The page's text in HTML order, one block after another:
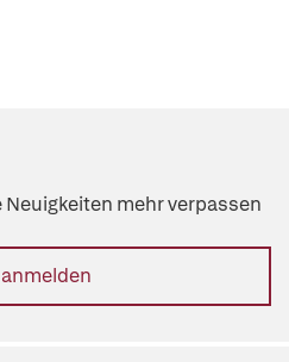
mehr verpassen